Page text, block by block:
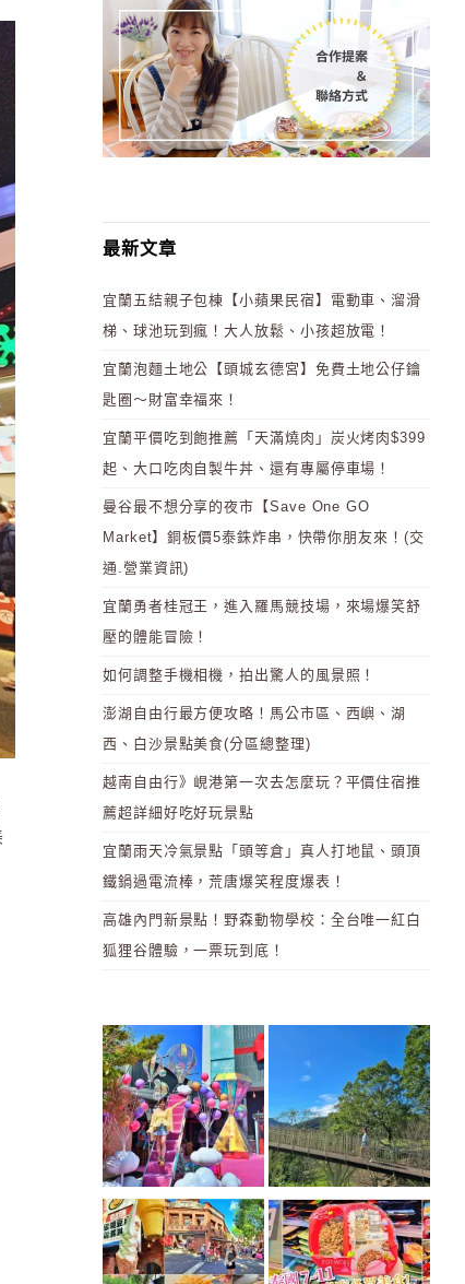
最新文章
宜蘭五結親子包棟【小蘋果民宿】電動車、溜滑
梯、球池玩到瘋！大人放鬆、小孩超放電！
宜蘭泡麵土地公【頭城玄德宮】免費土地公仔鑰
匙圈～財富幸福來！
宜蘭平價吃到飽推薦「天滿燒肉」炭火烤肉$399
起、大口吃肉自製牛丼、還有專屬停車場！
曼谷最不想分享的夜市【Save One GO
Market】銅板價5泰銖炸串，快帶你朋友來！(交
通.營業資訊)
宜蘭勇者桂冠王，進入羅馬競技場，來場爆笑舒
壓的體能冒險！
如何調整手機相機，拍出驚人的風景照！
澎湖自由行最方便攻略！馬公市區、西嶼、湖
西、白沙景點美食(分區總整理)
越南自由行》峴港第一次去怎麼玩？平價住宿推
薦超詳細好吃好玩景點
宜蘭雨天冷氣景點「頭等倉」真人打地鼠、頭頂
鐵鍋過電流棒，荒唐爆笑程度爆表！
高雄內門新景點！野森動物學校：全台唯一紅白
狐狸谷體驗，一票玩到底！